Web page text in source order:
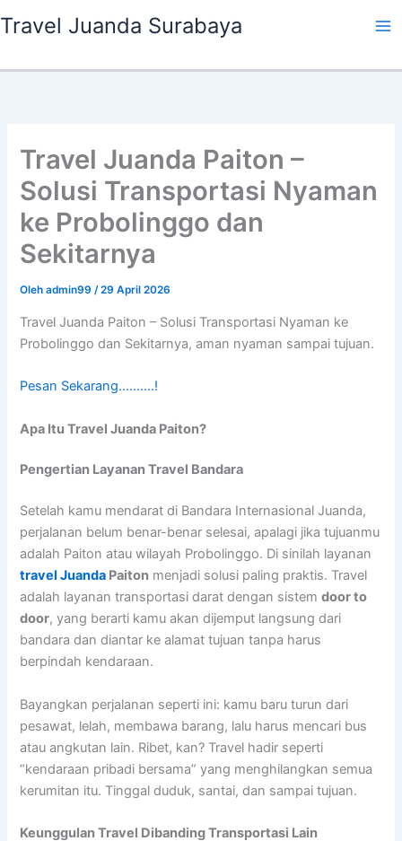
ke
Travel Juanda Surabaya
Travel Juanda Paiton –
Solusi Transportasi Nyaman
ke Probolinggo dan
Sekitarnya
Olehadmin99/29 April 2026
Travel Juanda Paiton – Solusi Transportasi Nyaman ke
Probolinggo dan Sekitarnya, aman nyaman sampai tujuan.
Pesan Sekarang……….!
Apa Itu Travel Juanda Paiton?
Pengertian Layanan Travel Bandara
Setelah kamu mendarat di Bandara Internasional Juanda,
perjalanan belum benar-benar selesai, apalagi jika tujuanmu
adalah Paiton atau wilayah Probolinggo. Di sinilah layanan
travel Juanda Paiton menjadi solusi paling praktis. Travel
adalah layanan transportasi darat dengan sistemdoor to
door, yang berarti kamu akan dijemput langsung dari
bandara dan diantar ke alamat tujuan tanpa harus
berpindah kendaraan.
Bayangkan perjalanan seperti ini: kamu baru turun dari
pesawat, lelah, membawa barang, lalu harus mencari bus
atau angkutan lain. Ribet, kan? Travel hadir seperti
“kendaraan pribadi bersama” yang menghilangkan semua
kerumitan itu. Tinggal duduk, santai, dan sampai tujuan.
Keunggulan Travel Dibanding Transportasi Lain